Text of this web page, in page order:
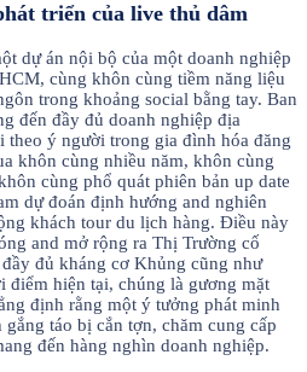
triển của live thủ dâm
dự án nội bộ của một doanh nghiệp
cùng khôn cùng tiềm năng liệu
trong khoảng social bằng tay. Ban
đến đầy đủ doanh nghiệp địa
theo ý người trong gia đình hóa đăng
khôn cùng nhiều năm, khôn cùng
cùng phổ quát phiên bản up date
dự đoán định hướng and nghiên
khách tour du lịch hàng. Điều này
and mở rộng ra Thị Trường cố
đủ kháng cơ Khủng cũng như
điểm hiện tại, chúng là gương mặt
định rằng một ý tưởng phát minh
táo bị cắn tợn, chăm cung cấp
đến hàng nghìn doanh nghiệp.